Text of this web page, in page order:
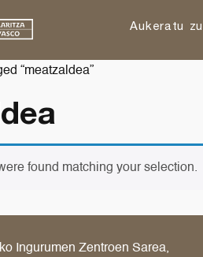
Aukeratu
“meatzaldea”
found matching your selection.
Ingurumen Zentroen Sarea,